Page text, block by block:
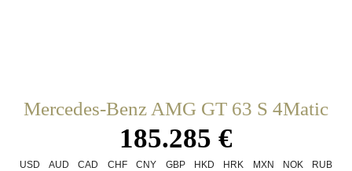
Mercedes-Benz AMG GT 63 S 4Matic
185.285 €
USD AUD CAD CHF CNY GBP HKD HRK MXN NOK
RUB